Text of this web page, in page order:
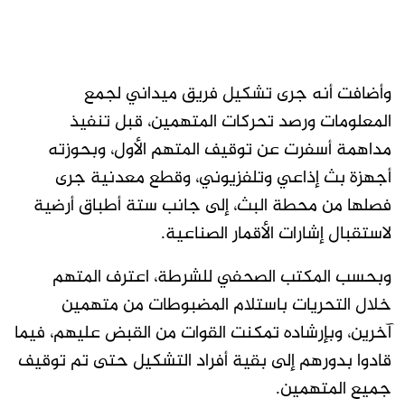
وأضافت أنه جرى تشكيل فريق ميداني لجمع
المعلومات ورصد تحركات المتهمين، قبل تنفيذ
مداهمة أسفرت عن توقيف المتهم الأول، وبحوزته
أجهزة بث إذاعي وتلفزيوني، وقطع معدنية جرى
فصلها من محطة البث، إلى جانب ستة أطباق أرضية
لاستقبال إشارات الأقمار الصناعية.
وبحسب المكتب الصحفي للشرطة، اعترف المتهم
خلال التحريات باستلام المضبوطات من متهمين
آخرين، وبإرشاده تمكنت القوات من القبض عليهم، فيما
قادوا بدورهم إلى بقية أفراد التشكيل حتى تم توقيف
جميع المتهمين.